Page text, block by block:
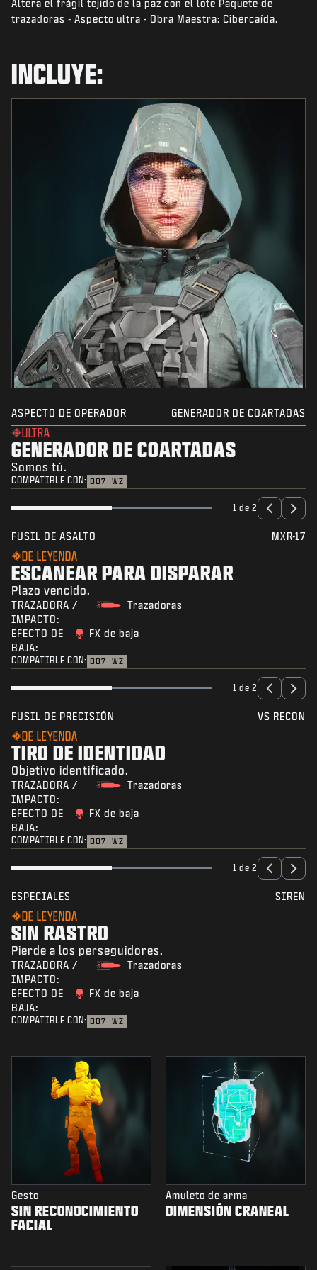
NOTICIAS
REGISTRARSE
Altera el frágil tejido de la paz con el lote Paquete de
trazadoras - Aspecto ultra - Obra Maestra: Cibercaída.
INCLUYE:
ASPECTO DE OPERADOR GENERADOR DE COARTADAS
ULTRA
GENERADOR DE COARTADAS
Somos tú.
COMPATIBLE CON: BO7 WZ
1 de 2
FUSIL DE ASALTO MXR-17
DE LEYENDA
ESCANEAR PARA DISPARAR
Plazo vencido.
TRAZADORA /
IMPACTO:
Trazadoras
EFECTO DE
BAJA:
FX de baja
COMPATIBLE CON: BO7 WZ
1 de 2
FUSIL DE PRECISIÓN VS RECON
DE LEYENDA
TIRO DE IDENTIDAD
Objetivo identificado.
TRAZADORA /
IMPACTO:
Trazadoras
EFECTO DE
BAJA:
FX de baja
COMPATIBLE CON: BO7 WZ
1 de 2
ESPECIALES SIREN
DE LEYENDA
SIN RASTRO
Pierde a los perseguidores.
TRAZADORA /
IMPACTO:
Trazadoras
EFECTO DE
BAJA:
FX de baja
COMPATIBLE CON: BO7 WZ
Gesto
SIN RECONOCIMIENTO
FACIAL
Amuleto de arma
DIMENSIÓN CRANEAL